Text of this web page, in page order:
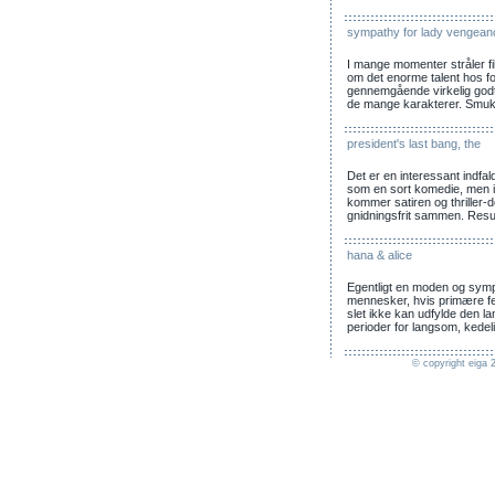
sympathy for lady
I mange momenter stråler
om det enorme talent hos
gennemgående virkelig
de mange karakterer.
president's last bang, the
Det er en interessant
som en sort komedie, men
kommer satiren og thriller-
gnidningsfrit sammen.
hana & alice
Egentligt en moden og
mennesker, hvis primære
slet ikke kan udfylde den
perioder for langsom,
© copyright eiga